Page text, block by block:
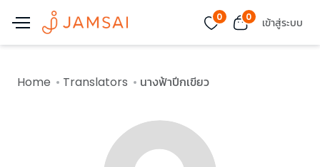
0 0 เข้าสู่ระบบ
Home Translators นางฟ้าปีกเขียว